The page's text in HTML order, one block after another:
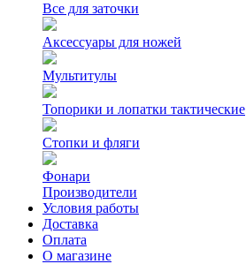
Все для заточки
Аксессуары для ножей
Мультитулы
Топорики и лопатки тактические
Стопки и фляги
Фонари
Производители
Условия работы
Доставка
Оплата
О магазине